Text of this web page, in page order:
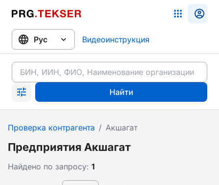
Видеоинструкция
Найти
Проверка контрагента / Акшагат
Предприятия Акшагат
Найдено по запросу: 1